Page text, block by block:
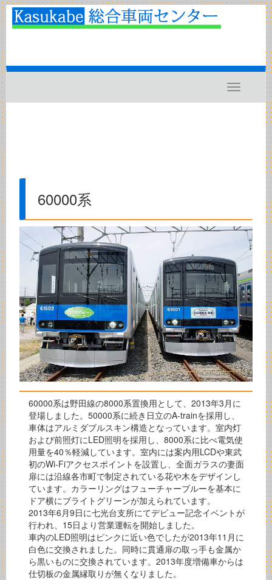
Toggle
navigation
60000系
60000系は野田線の8000系置換用として、2013年3月に
登場しました。50000系に続き日立のA-trainを採用し、
車体はアルミダブルスキン構造となっています。室内灯
および前照灯にLED照明を採用し、8000系に比べ電気使
用量を40％軽減しています。室内には案内用LCDや東武
初のWi-Fiアクセスポイントを設置し、全面ガラスの妻面
扉には沿線各市町で制定されている花や木をデザインし
ています。カラーリングはフューチャーブルーを基本に
ドア横にブライトグリーンが加えられています。
2013年6月9日に七光台支所にてデビュー記念イベントが
行われ、15日より営業運転を開始しました。
車内のLED照明はピンクに近い色でしたが2013年11月に
白色に交換されました。同時に貫通扉の取っ手も金属か
ら黒いものに交換されています。2013年度増備車からは
仕切板の金属縁取りが無くなりました。